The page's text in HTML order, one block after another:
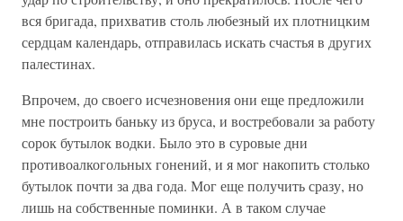
вся бригада, прихватив столь любезный их плотницким
сердцам календарь, отправилась искать счастья в других
палестинах.
Впрочем, до своего исчезновения они еще предложили
мне построить баньку из бруса, и востребовали за работу
сорок бутылок водки. Было это в суровые дни
противоалкогольных гонений, и я мог накопить столько
бутылок почти за два года. Мог еще получить сразу, но
лишь на собственные поминки. А в таком случае